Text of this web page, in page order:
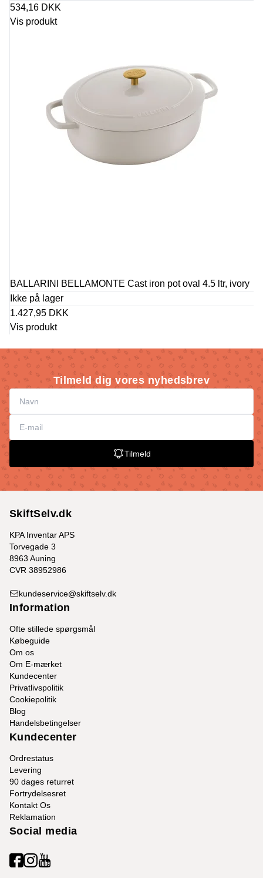
534,16 DKK
Vis produkt
BALLARINI BELLAMONTE Cast iron pot oval 4.5 ltr, ivory
Ikke på lager
1.427,95 DKK
Vis produkt
Tilmeld dig vores nyhedsbrev
Tilmeld
SkiftSelv.dk
KPA Inventar APS
Torvegade 3
8963 Auning
CVR 38952986
kundeservice@skiftselv.dk
Information
Ofte stillede spørgsmål
Købeguide
Om os
Om E-mærket
Kundecenter
Privatlivspolitik
Cookiepolitik
Blog
Handelsbetingelser
Kundecenter
Ordrestatus
Levering
90 dages returret
Fortrydelsesret
Kontakt Os
Reklamation
Social media